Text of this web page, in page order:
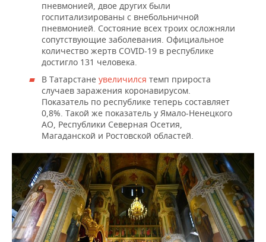
ОТКРЫТАЯ ЛЕКЦИЯ
БАСКЕТБОЛ
ВОЛЕЙБОЛ
КИБЕРСПОРТ
ФИГУРНОЕ КАТАНИЕ
ВОДНЫЕ ВИДЫ СПОРТА
ИНФРАСТРУКТУРА
ИСТОРИЯ
КУЛЬТУРА
МЕДИЦИНА
ОБРАЗОВАНИЕ
СПРАВОЧНИК
СПИСОК ПЕРСОН
СПИСОК КОМПАНИЙ
ПОЛНАЯ ВЕРСИЯ
пневмонией, двое других были
госпитализированы с внебольничной
пневмонией. Состояние всех троих осложняли
сопутствующие заболевания. Официальное
количество жертв COVID-19 в республике
достигло 131 человека.
В Татарстане увеличился темп прироста
случаев заражения коронавирусом.
Показатель по республике теперь составляет
0,8%. Такой же показатель у Ямало-Ненецкого
АО, Республики Северная Осетия,
Магаданской и Ростовской областей.